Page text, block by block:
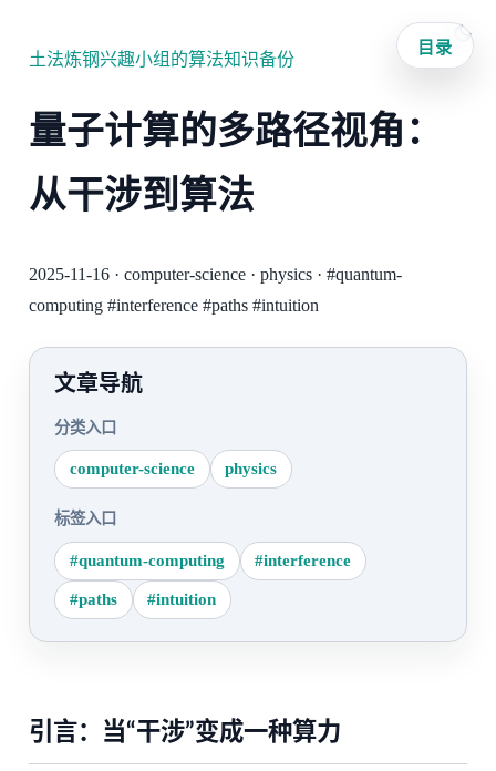
土法炼钢兴趣小组的算法知识备份
量子计算的多路径视角：
从干涉到算法
2025-11-16· computer-science· physics· #quantum-
computing #interference #paths #intuition
文章导航
分类入口
computer-science physics
标签入口
#quantum-computing #interference
#paths #intuition
引言：当“干涉”变成一种算力
目录